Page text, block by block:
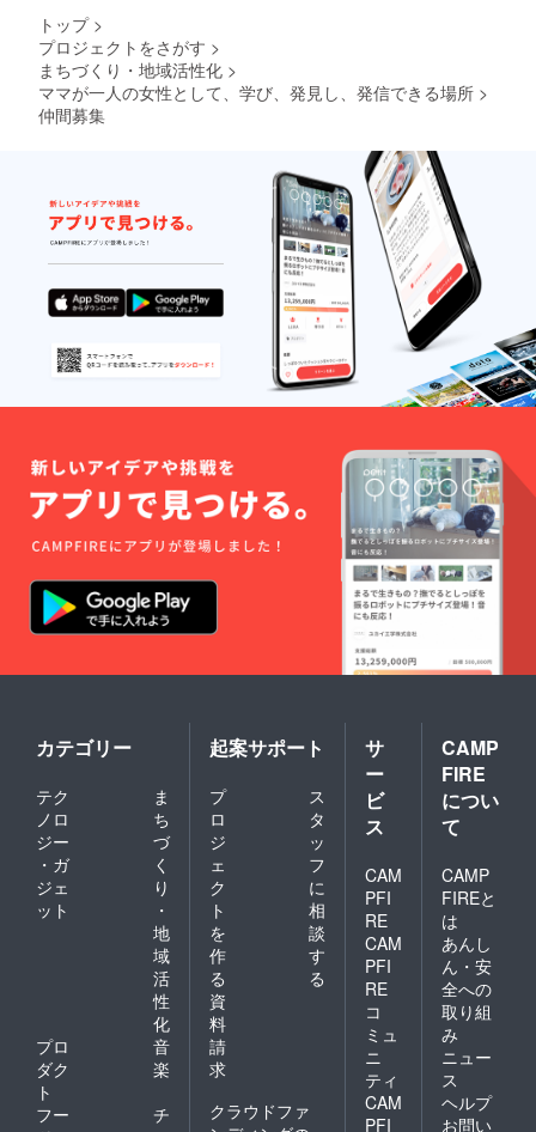
トップ >
プロジェクトをさがす >
まちづくり・地域活性化 >
ママが一人の女性として、学び、発見し、発信できる場所 >
仲間募集
カテゴリー
テク
ノロ
ジー
・ガ
ジェ
ット
ま
ち
づ
く
り
・
地
域
活
性
化
プロ
ダク
ト
音
楽
フー
チ
起案サポート
プ
ロ
ジ
ェ
ク
ト
を
作
る
ス
タ
ッ
フ
に
相
談
す
る
資
料
請
求
クラウドファ
サ
ー
ビ
ス
CAM
PFI
RE
CAM
PFI
RE
コ
ミュ
ニ
ティ
CAM
PFI
CAMP
FIRE
につい
て
CAMP
FIREと
は
あんし
ん・安
全への
取り組
み
ニュー
ス
ヘルプ
お問い